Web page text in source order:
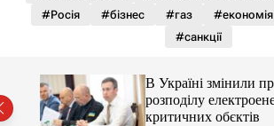
у
#Росія
#бізнес #газ
#економія
#санкції
В Україні змінили
розподілу
критичних обєктів